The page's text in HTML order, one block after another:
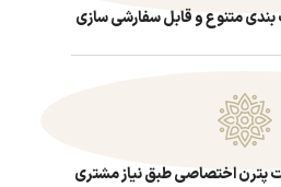
متنوع و قابل سفارشی سازی
پترن اختصاصی طبق نیاز مشتری